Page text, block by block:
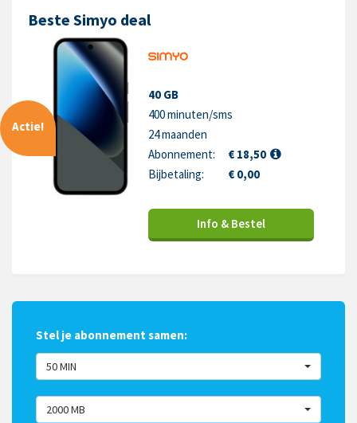
Beste Simyo deal
Actie!
40 GB
400 minuten/sms
24 maanden
Abonnement:
€ 18,50
Bijbetaling:
€ 0,00
Info & Bestel
Stel je abonnement samen:
50 MIN
2000 MB